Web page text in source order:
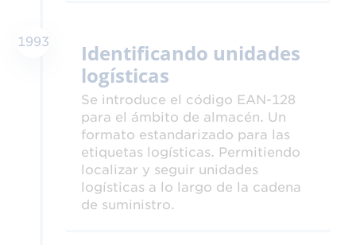
1993
Identificando unidades
logísticas
Se introduce el código EAN-128
para el ámbito de almacén. Un
formato estandarizado para las
etiquetas logísticas. Permitiendo
localizar y seguir unidades
logísticas a lo largo de la cadena
de suministro.